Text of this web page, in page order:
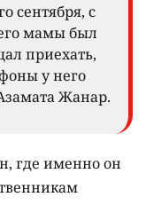
сентября, с
мамы был
приехать,
у него
Жанар.
где именно он